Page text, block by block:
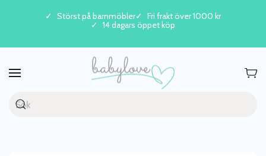
Skip to main content
Störst på barnmöbler
Fri frakt över 1000 kr
14 dagars öppet köp